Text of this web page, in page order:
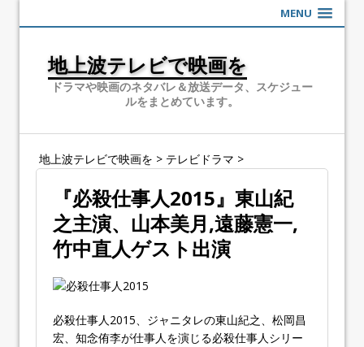
MENU
地上波テレビで映画を
ドラマや映画のネタバレ＆放送データ、スケジュー
ルをまとめています。
地上波テレビで映画を > テレビドラマ >
『必殺仕事人2015』東山紀
之主演、山本美月,遠藤憲一,
竹中直人ゲスト出演
必殺仕事人2015、ジャニタレの東山紀之、松岡昌
宏、知念侑李が仕事人を演じる必殺仕事人シリー